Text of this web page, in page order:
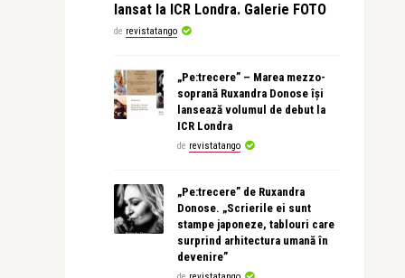
lansat la ICR Londra. Galerie FOTO
de revistatango
„Pe:trecere” – Marea mezzo-
soprană Ruxandra Donose își
lansează volumul de debut la
ICR Londra
de revistatango
„Pe:trecere” de Ruxandra
Donose. „Scrierile ei sunt
stampe japoneze, tablouri care
surprind arhitectura umană în
devenire”